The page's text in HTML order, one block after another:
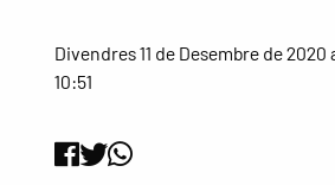
Divendres 11 de Desembre de 2020
10:51